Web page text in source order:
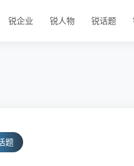
锐企业 锐人物 锐话题
题